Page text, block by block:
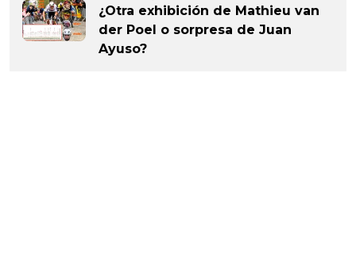
¿Otra exhibición de Mathieu van
der Poel o sorpresa de Juan
Ayuso?